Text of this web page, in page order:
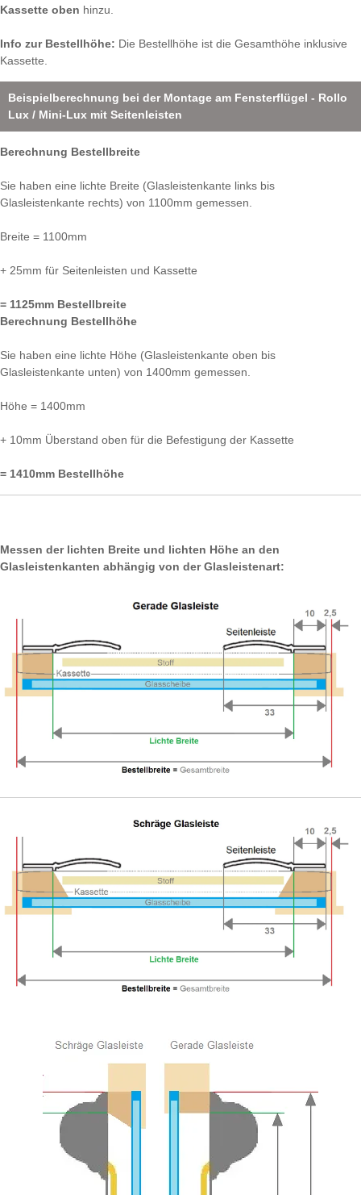
Kassette oben hinzu.
Info zur Bestellhöhe: Die Bestellhöhe ist die Gesamthöhe inklusive
Kassette.
Beispielberechnung bei der Montage am Fensterflügel - Rollo
Lux / Mini-Lux mit Seitenleisten
Berechnung Bestellbreite
Sie haben eine lichte Breite (Glasleistenkante links bis
Glasleistenkante rechts) von 1100mm gemessen.
Breite = 1100mm
+ 25mm für Seitenleisten und Kassette
= 1125mm Bestellbreite
Berechnung Bestellhöhe
Sie haben eine lichte Höhe (Glasleistenkante oben bis
Glasleistenkante unten) von 1400mm gemessen.
Höhe = 1400mm
+ 10mm Überstand oben für die Befestigung der Kassette
= 1410mm Bestellhöhe
Messen der lichten Breite und lichten Höhe an den
Glasleistenkanten abhängig von der Glasleistenart: